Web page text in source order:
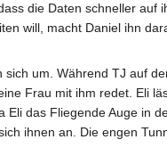
die Daten schneller auf
will, macht Daniel ihn
um. Während TJ auf
Frau mit ihm redet. Eli
das Fliegende Auge in
ihnen an. Die engen